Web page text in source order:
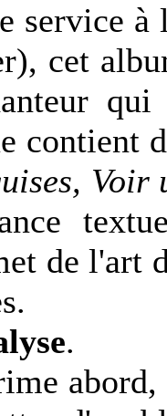
service à
cet
qui
contient
de l'art
.